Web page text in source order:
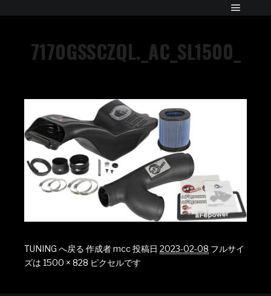
7170GSSCZQL._AC_SL1500_
TUNING へ戻る 作成者mcc投稿日 2023-02-08 フルサイ
ズは 1500 × 828 ピクセルです